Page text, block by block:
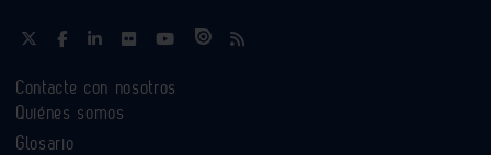
Contacte con nosotros
Quiénes somos
Glosario